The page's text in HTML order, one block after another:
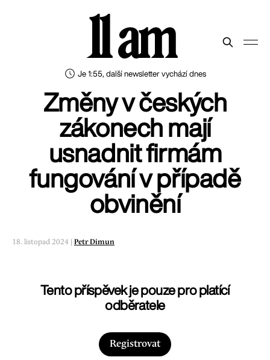
Je 1:55, další newsletter vychází dnes
11 am
Změny v českých
zákonech mají
usnadnit firmám
fungování v případě
obvinění
18. listopad 2024 | Petr Dimun
Tento příspěvek je pouze pro platící
odběratele
Registrovat